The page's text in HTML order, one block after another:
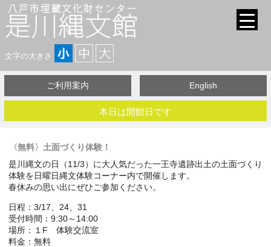
文字の大きさ
ご利用案内 English
本日は開館日です
〈無料〉土面づくり体験！
是川縄文の日（11/3）に大人気だった一王寺遺跡出土の土面づくり
体験を日曜日縄文体験コーナー内で開催します。
春休みの思い出にぜひご参加ください。
日程：3/17、24、31
受付時間：9:30～14:00
場所：１F 体験交流室
料金：無料